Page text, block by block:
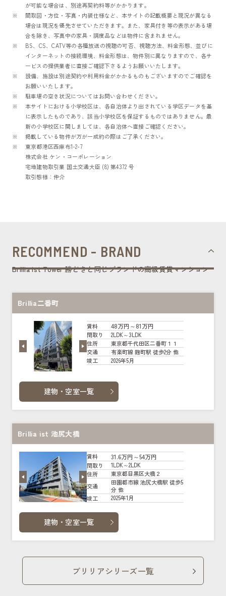
が可能な場合は、別途再契約料等がかかります。
間取図・方位・写真・内装仕様など、本サイトの記載概要と現況が異なる
場合は現況を優先させていただきます。また、家具付き等の表示がある場
合を除き、写真中の家具・調度品などは物件に含まれません。
BS、CS、CATV等の各種放送の視聴の可否、視聴方法、料金形態、並びに
インターネットの接続環境、料金形態は、物件別に異なりますので、各サ
ービスの提供業者に直接ご確認下さるようお願いいたします。
設備、施設は別途契約や利用料金がかかるものもございますのでご確認を
お願いいたします。
駐車場の空き状況についてはお問い合わせください。
本サイトにおける小学校区は、各自治体より出されている学区データを基
に表示したものであり、該当小学校区を保証するものではありません。最
新の小学校区に関しましては、各自治体へ直接ご確認ください。
掲載している物件が万が一成約の際はご了承ください。
東京都港区西麻布1-2-7
株式会社 ケン・コーポレーション
宅地建物取引業 国土交通大臣 (8) 第4372 号
取引態様：仲介
RECOMMEND - BRAND
Brillia ist Tower 勝どきと同じブランドの高級賃貸マンション
Brillia二番町
賃料 48万円～81万円
間取り
2LDK～3LDK
住所
東京都千代田区二番町１１
交通
有楽町線 麹町駅 徒歩2分 他
竣工
2026年5月
建物・空室一覧
Brillia ist 池尻大橋
賃料 31.6万円～54万円
間取り
1LDK～2LDK
住所
東京都目黒区大橋２
交通
田園都市線 池尻大橋駅 徒歩5
分 他
竣工
2025年1月
建物・空室一覧
ブリリアシリーズ一覧